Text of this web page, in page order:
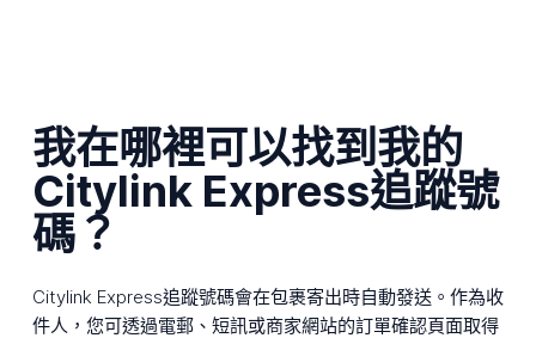
我在哪裡可以找到我的
Citylink Express追蹤號
碼？
Citylink Express追蹤號碼會在包裹寄出時自動發送。作為收
件人，您可透過電郵、短訊或商家網站的訂單確認頁面取得